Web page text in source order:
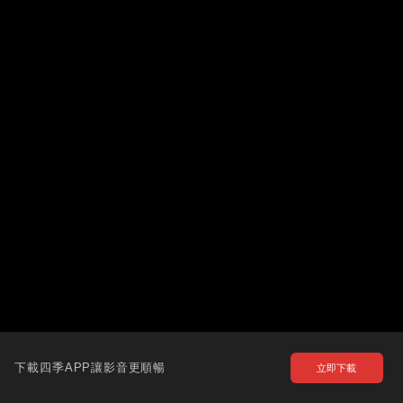
下載四季APP讓影音更順暢 立即下載